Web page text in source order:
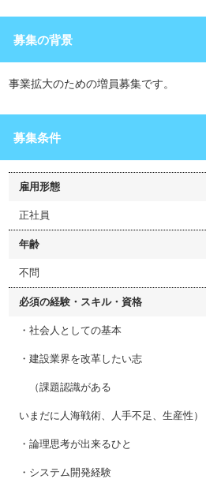
募集の背景
事業拡大のための増員募集です。
募集条件
雇用形態
正社員
年齢
不問
必須の経験・スキル・資格
・社会人としての基本
・建設業界を改革したい志
（課題認識がある
いまだに人海戦術、人手不足、生産性）
・論理思考が出来るひと
・システム開発経験